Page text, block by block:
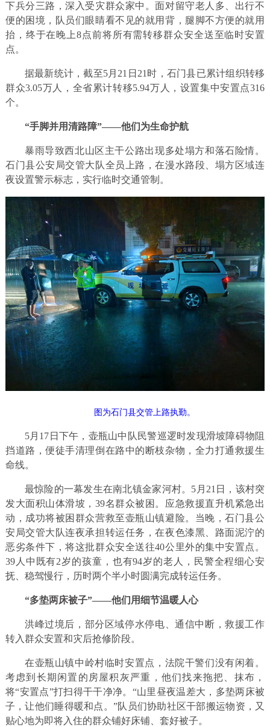
下兵分三路，深入受灾群众家中。面对留守老人多、出行不
便的困境，队员们眼睛看不见的就用背，腿脚不方便的就用
抬，终于在晚上8点前将所有需转移群众安全送至临时安置
点。
据最新统计，截至5月21日21时，石门县已累计组织转移
群众3.05万人，全省累计转移5.94万人，设置集中安置点316
个。
“手脚并用清路障”——他们为生命护航
暴雨导致西北山区主干公路出现多处塌方和落石险情。
石门县公安局交管大队全员上路，在漫水路段、塌方区域连
夜设置警示标志，实行临时交通管制。
图为石门县交管上路执勤。
5月17日下午，壶瓶山中队民警巡逻时发现滑坡障碍物阻
挡道路，便徒手清理倒在路中的断枝杂物，全力打通救援生
命线。
最惊险的一幕发生在南北镇金家河村。5月21日，该村突
发大面积山体滑坡，39名群众被困。应急救援直升机紧急出
动，成功将被困群众营救至壶瓶山镇避险。当晚，石门县公
安局交管大队连夜承担转运任务，在夜色漆黑、路面泥泞的
恶劣条件下，将这批群众安全送往40公里外的集中安置点。
39人中既有2岁的孩童，也有94岁的老人，民警全程细心安
抚、稳驾慢行，历时两个半小时圆满完成转运任务。
“多垫两床被子”——他们用细节温暖人心
洪峰过境后，部分区域停水停电、通信中断，救援工作
转入群众安置和灾后抢修阶段。
在壶瓶山镇中岭村临时安置点，法院干警们没有闲着。
考虑到长期闲置的房屋积灰严重，他们找来拖把、抹布，
将“安置点”打扫得干干净净。“山里昼夜温差大，多垫两床被
子，让他们睡得暖和点。”队员们协助社区干部搬运物资，又
贴心地为即将入住的群众铺好床铺、套好被子。